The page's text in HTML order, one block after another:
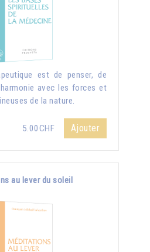
est de penser, de
avec les forces et
de la nature.
5.00CHF Ajouter
au lever du soleil